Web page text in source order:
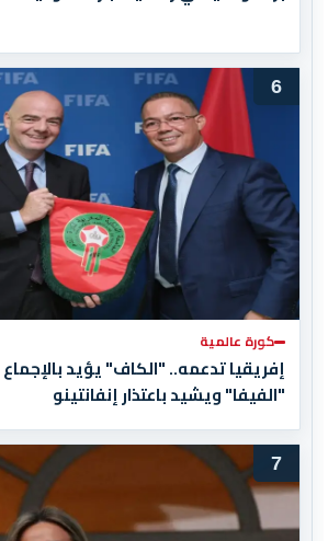
6
كورة عالمية
إفريقيا تدعمه.. "الكاف" يؤيد بالإجماع
"الفيفا" ويشيد باعتذار إنفانتينو
7